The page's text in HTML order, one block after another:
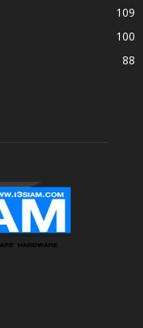
109
100
88